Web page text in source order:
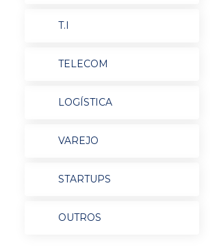
T.I
TELECOM
LOGÍSTICA
VAREJO
STARTUPS
OUTROS